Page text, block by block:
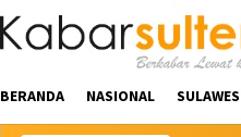
BERANDA NASIONAL